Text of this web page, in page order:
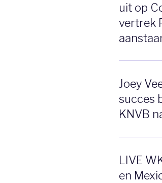
uit op
vertrek
Joey
succes
KNVB
LIVE
en